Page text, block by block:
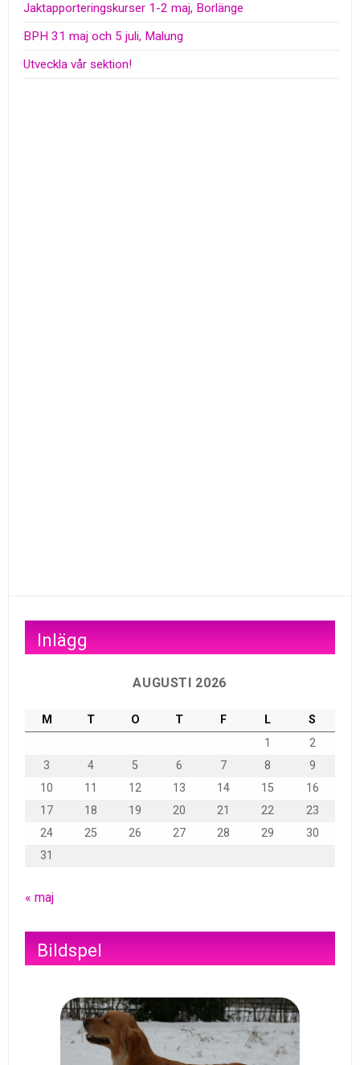
Jaktapporteringskurser 1-2 maj, Borlänge
BPH 31 maj och 5 juli, Malung
Utveckla vår sektion!
Inlägg
AUGUSTI 2026
M T O T F L
S
1
2
3
4 5 6 7 8
9
10
11 12 13 14 15
16
17
18 19 20 21 22
23
24
25 26 27 28 29
30
31
« maj
Bildspel